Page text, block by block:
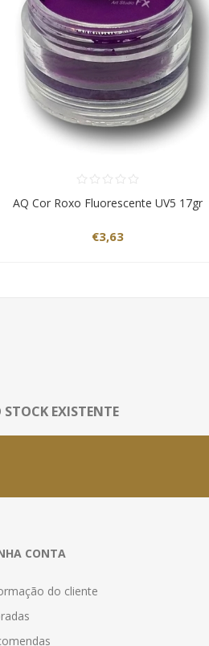
AQ Cor Roxo Fluorescente UV5 17gr
€3,63
EXISTENTE
CONTA
do cliente